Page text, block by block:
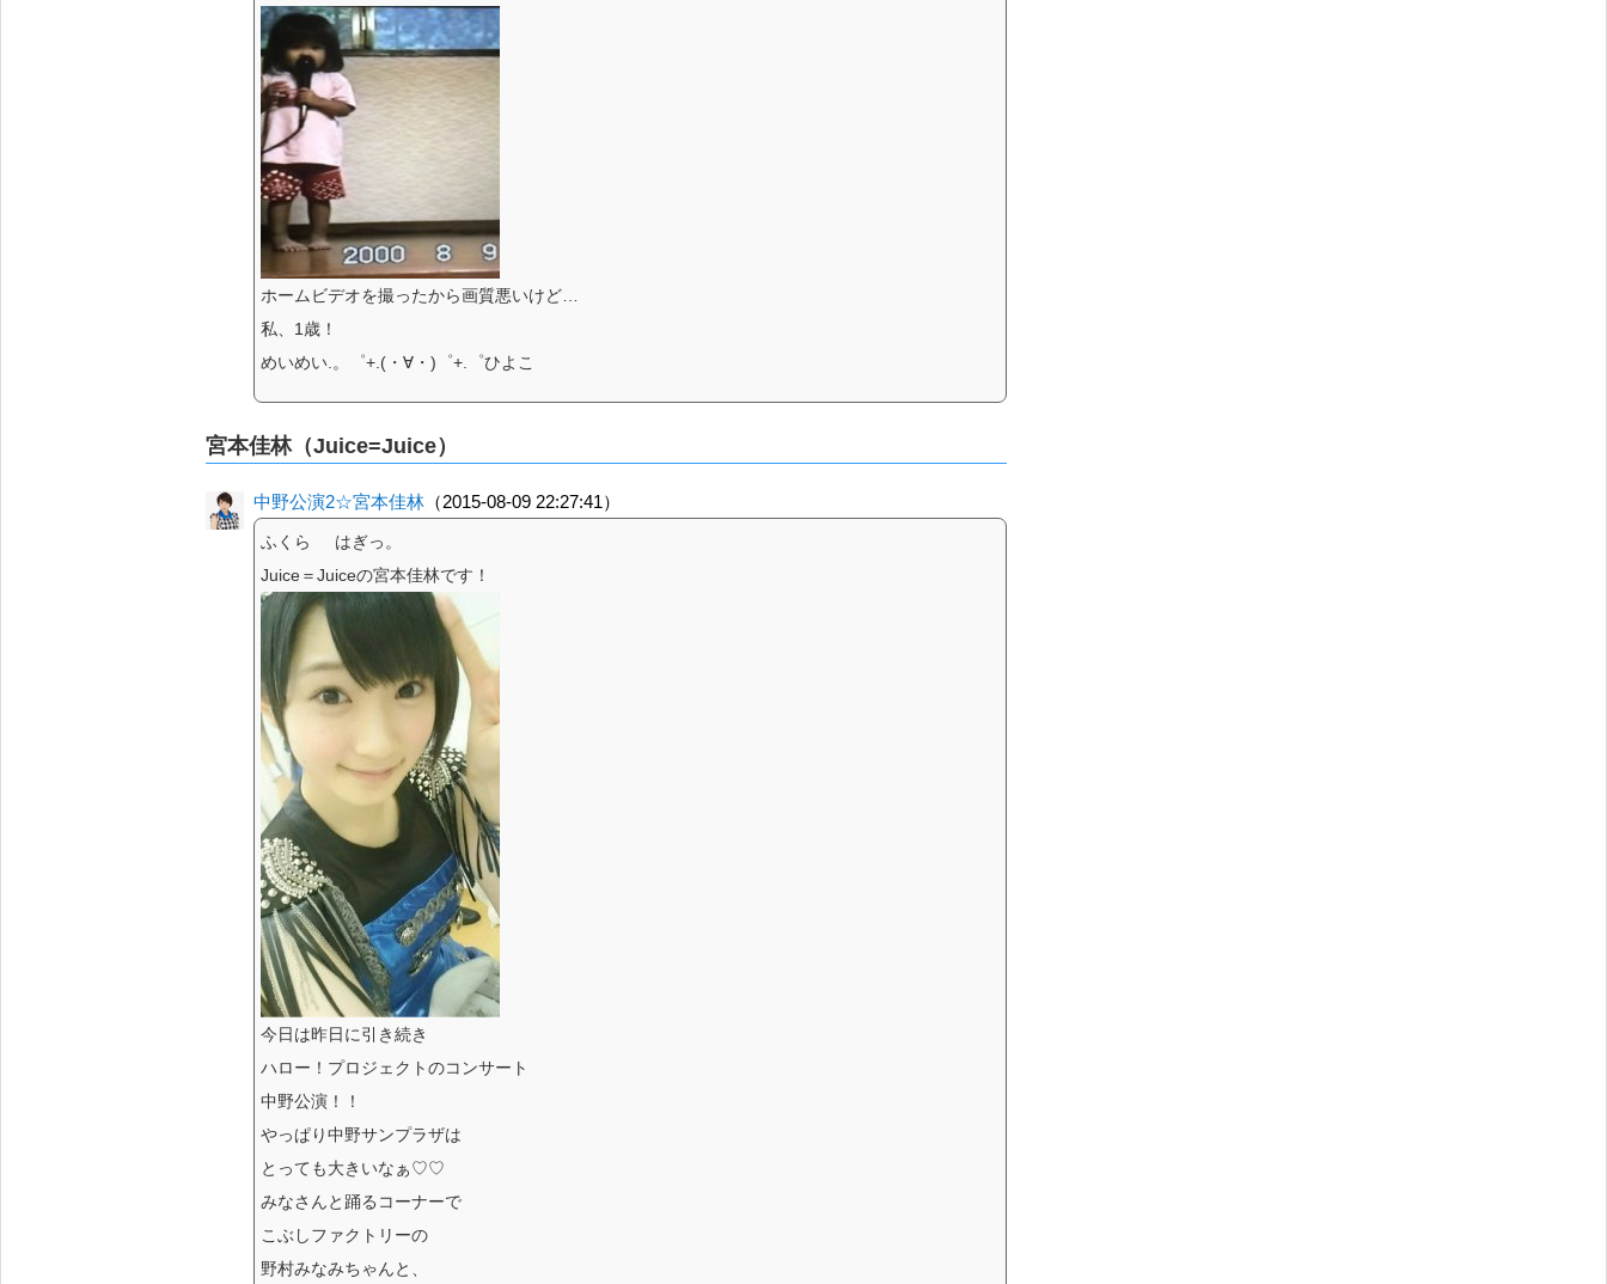
ホームビデオを撮ったから画質悪いけど…
私、1歳！
めいめい.。゜+.(・∀・)゜+.゜ひよこ
宮本佳林（Juice=Juice）
中野公演2☆宮本佳林 （2015-08-09 22:27:41）
ふくら はぎっ。
Juice＝Juiceの宮本佳林です！
今日は昨日に引き続き
ハロー！プロジェクトのコンサート
中野公演！！
やっぱり中野サンプラザは
とっても大きいなぁ♡♡
みなさんと踊るコーナーで
こぶしファクトリーの
野村みなみちゃんと、